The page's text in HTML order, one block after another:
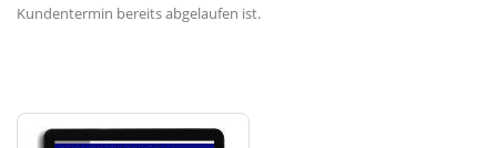
Kundentermin bereits abgelaufen ist.